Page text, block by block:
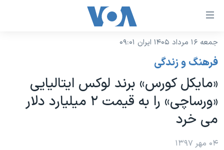
لینکهای
دسترسی
جهش
محتوای
اصلی
صفحه
خانه
نسخه سبک وب‌سایت
موضوع ها
ایران
آمریکا
جهان
برنامه های تلویزیونی
جدول برنامه ها
صفحه‌های ویژه
جمعه ۱۶ مرداد ۱۴۰۵ ایران ۰۹:۰۱
فرهنگ و زندگی
«مایکل کورس» برند لوکس ایتالیایی
«ورساچی» را به قیمت ۲ میلیارد دلار
می خرد
۰۴ مهر ۱۳۹۷